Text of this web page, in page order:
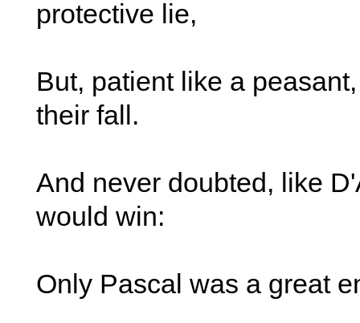
protective lie,
But, patient like a
their fall.
And never doubted, like
would win:
Only Pascal was a great